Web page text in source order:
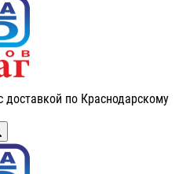
доставкой по Краснодарскому